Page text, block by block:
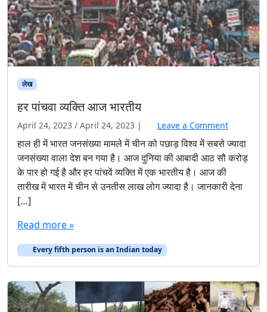
लेख
हर पांचवा व्यक्ति आज भारतीय
April 24, 2023 / April 24, 2023 | Leave a Comment
हाल ही में भारत जनसंख्या मामले में चीन को पछाड़ विश्व में सबसे ज्यादा
जनसंख्या वाला देश बन गया है। आज दुनिया की आबादी आठ सौ करोड़
के पार हो गई है और हर पांचवें व्यक्ति में एक भारतीय है। आज की
तारीख में भारत में चीन से उनतीस लाख लोग ज्यादा है। जानकारी देना
[…]
Read more »
Every fifth person is an Indian today